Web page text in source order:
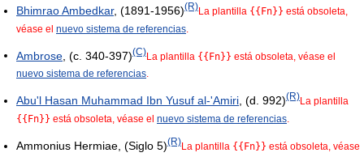
Bhimrao Ambedkar, (1891-1956)(R)La plantilla {{Fn}} está obsoleta,
véase el nuevo sistema de referencias
Ambrose , (c. 340-397)(C)La plantilla {{Fn}} está obsoleta, véase el
nuevo sistema de referencias.
Abu'l Hasan Muhammad Ibn Yusuf al-'Amiri , (d. 992)(R)La plantilla
{{Fn}} está obsoleta, véase el nuevo sistema de referencias.
Ammonius Hermiae, (Siglo 5)(R)La plantilla {{Fn}} está obsoleta, véase